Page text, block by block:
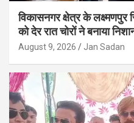
विकासनगर क्षेत्र के लक्ष्मणपुर
को देर रात चोरों ने बनाया
August 9, 2026 Jan Sadan